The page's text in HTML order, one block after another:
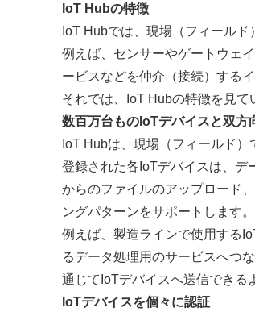
IoT Hubの特徴
IoT Hubでは、現場（フィール
例えば、センサーやゲートウェ
ービスなどを仲介（接続）する
それでは、IoT Hubの特徴を見て
数百万台ものIoTデバイスと双方
IoT Hubは、現場（フィールド
登録された各IoTデバイスは、デ
からのファイルのアップロード
ングパターンをサポートします。
例えば、製造ラインで使用する
るデータ処理用のサービスへつ
通じてIoTデバイスへ送信できる
IoTデバイスを個々に認証